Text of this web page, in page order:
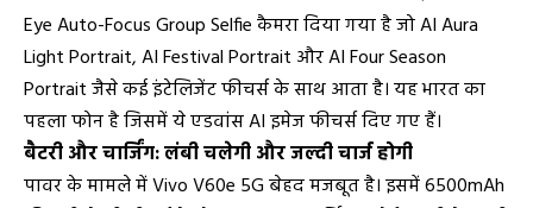
Eye Auto-Focus Group Selfie कैमरा दिया गया है जो AI Aura
Light Portrait, AI Festival Portrait और AI Four Season
Portrait जैसे कई इंटेलिजेंट फीचर्स के साथ आता है। यह भारत का
पहला फोन है जिसमें ये एडवांस AI इमेज फीचर्स दिए गए हैं।
बैटरी और चार्जिंग: लंबी चलेगी और जल्दी चार्ज होगी
पावर के मामले में Vivo V60e 5G बेहद मजबूत है। इसमें 6500mAh